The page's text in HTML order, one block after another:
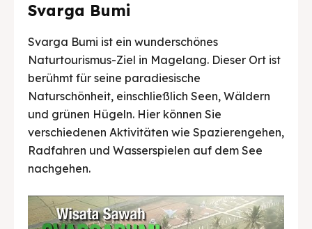
Svarga Bumi
Svarga Bumi ist ein wunderschönes
Naturtourismus-Ziel in Magelang. Dieser Ort ist
berühmt für seine paradiesische
Naturschönheit, einschließlich Seen, Wäldern
und grünen Hügeln. Hier können Sie
verschiedenen Aktivitäten wie Spazierengehen,
Radfahren und Wasserspielen auf dem See
nachgehen.